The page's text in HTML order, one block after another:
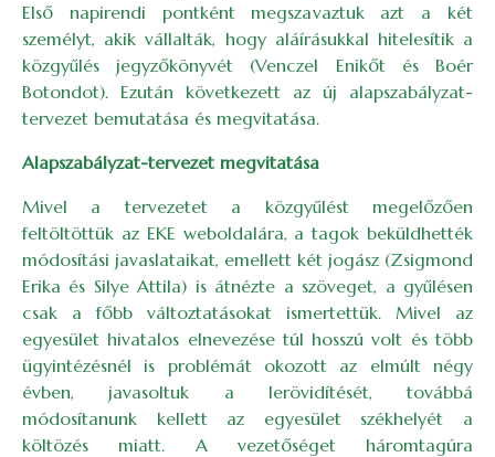
Első napirendi pontként megszavaztuk azt a két
személyt, akik vállalták, hogy aláírásukkal hitelesítik a
közgyűlés jegyzőkönyvét (Venczel Enikőt és Boér
Botondot). Ezután következett az új alapszabályzat-
tervezet bemutatása és megvitatása.
Alapszabályzat-tervezet megvitatása
Mivel a tervezetet a közgyűlést megelőzően
feltöltöttük az EKE weboldalára, a tagok beküldhették
módosítási javaslataikat, emellett két jogász (Zsigmond
Erika és Silye Attila) is átnézte a szöveget, a gyűlésen
csak a főbb változtatásokat ismertettük. Mivel az
egyesület hivatalos elnevezése túl hosszú volt és több
ügyintézésnél is problémát okozott az elmúlt négy
évben, javasoltuk a lerövidítését, továbbá
módosítanunk kellett az egyesület székhelyét a
költözés miatt. A vezetőséget háromtagúra